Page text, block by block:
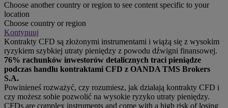
Choose another country or region to see content specific to your
location
Choose country or region
Kontynuuj
Kontrakty CFD są złożonymi instrumentami i wiążą się z wysokim
ryzykiem szybkiej utraty pieniędzy z powodu dźwigni finansowej.
76% rachunków inwestorów detalicznych traci pieniądze
podczas handlu kontraktami CFD z OANDA TMS Brokers
S.A.
Powinieneś rozważyć, czy rozumiesz, jak działają kontrakty CFD i
czy możesz sobie pozwolić na wysokie ryzyko utraty pieniędzy.
CFDs are complex instruments and come with a high risk of losing